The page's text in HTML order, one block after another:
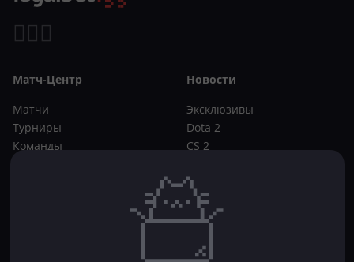
Матч-Центр
Матчи
Турниры
Команды
Новости
Эксклюзивы
Dota 2
CS 2
Букмекеры
CS 2